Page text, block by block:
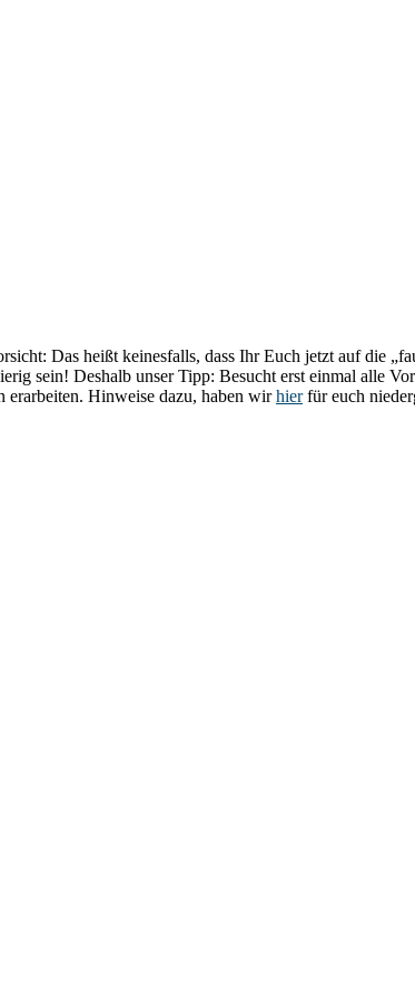
Das heißt keinesfalls, dass Ihr Euch jetzt auf die
sein! Deshalb unser Tipp: Besucht erst einmal alle
erarbeiten. Hinweise dazu, haben wirhierfür euch